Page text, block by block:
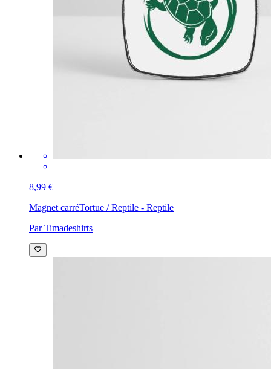
8,99 €
Magnet carréTortue / Reptile - Reptile
Par Timadeshirts